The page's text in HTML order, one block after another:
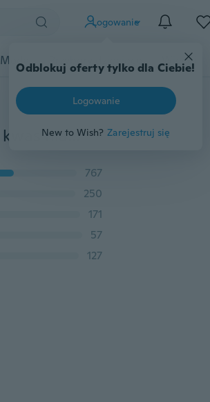
Logowanie
Odblokuj oferty tylko dla Ciebie!
Logowanie
New to Wish? Zarejestruj się
Moda Przybory dziecięce Więcej
5/10 ml przeciwzmarszczkowy kolagenowy nawilżający kwas hialuronowy
767
250
171
57
127